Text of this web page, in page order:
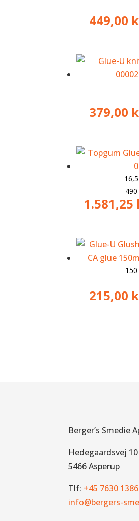
449,00
379,00
1.581,25
215,00
Berger’s Smedie
Hedegaardsvej 10
5466 Asperup
Tlf: +45 7630 1386
info@bergers-